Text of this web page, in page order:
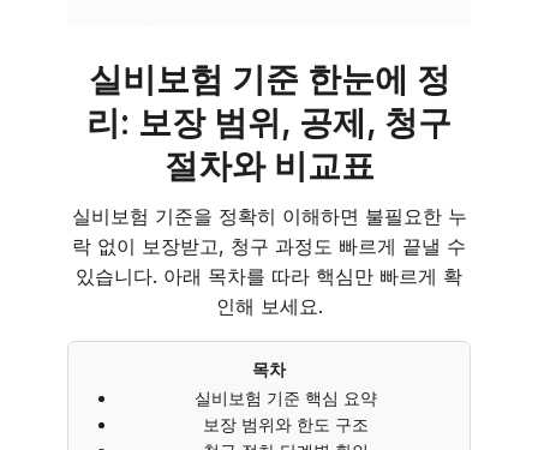
실비보험 기준 한눈에 정
리: 보장 범위, 공제, 청구
절차와 비교표
실비보험 기준을 정확히 이해하면 불필요한 누
락 없이 보장받고, 청구 과정도 빠르게 끝낼 수
있습니다. 아래 목차를 따라 핵심만 빠르게 확
인해 보세요.
목차
실비보험 기준 핵심 요약
보장 범위와 한도 구조